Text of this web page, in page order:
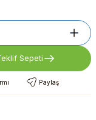
Sepeti
Paylaş